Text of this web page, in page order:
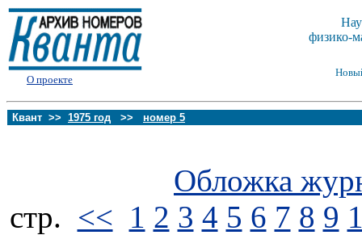
О проекте
физико-
Квант >> 1975 год >> номер 5
Обложка
стp. << 1 2 3 4 5 6 7 8 9